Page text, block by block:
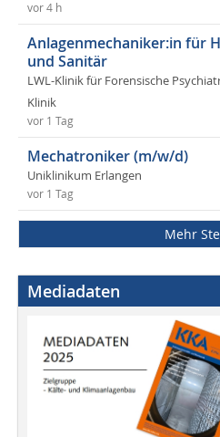
vor 4 h
Anlagenmechaniker:in für
und Sanitär
LWL-Klinik für Forensische
Klinik
vor 1 Tag
Mechatroniker (m/w/d)
Uniklinikum Erlangen
vor 1 Tag
Mehr
Mediadaten